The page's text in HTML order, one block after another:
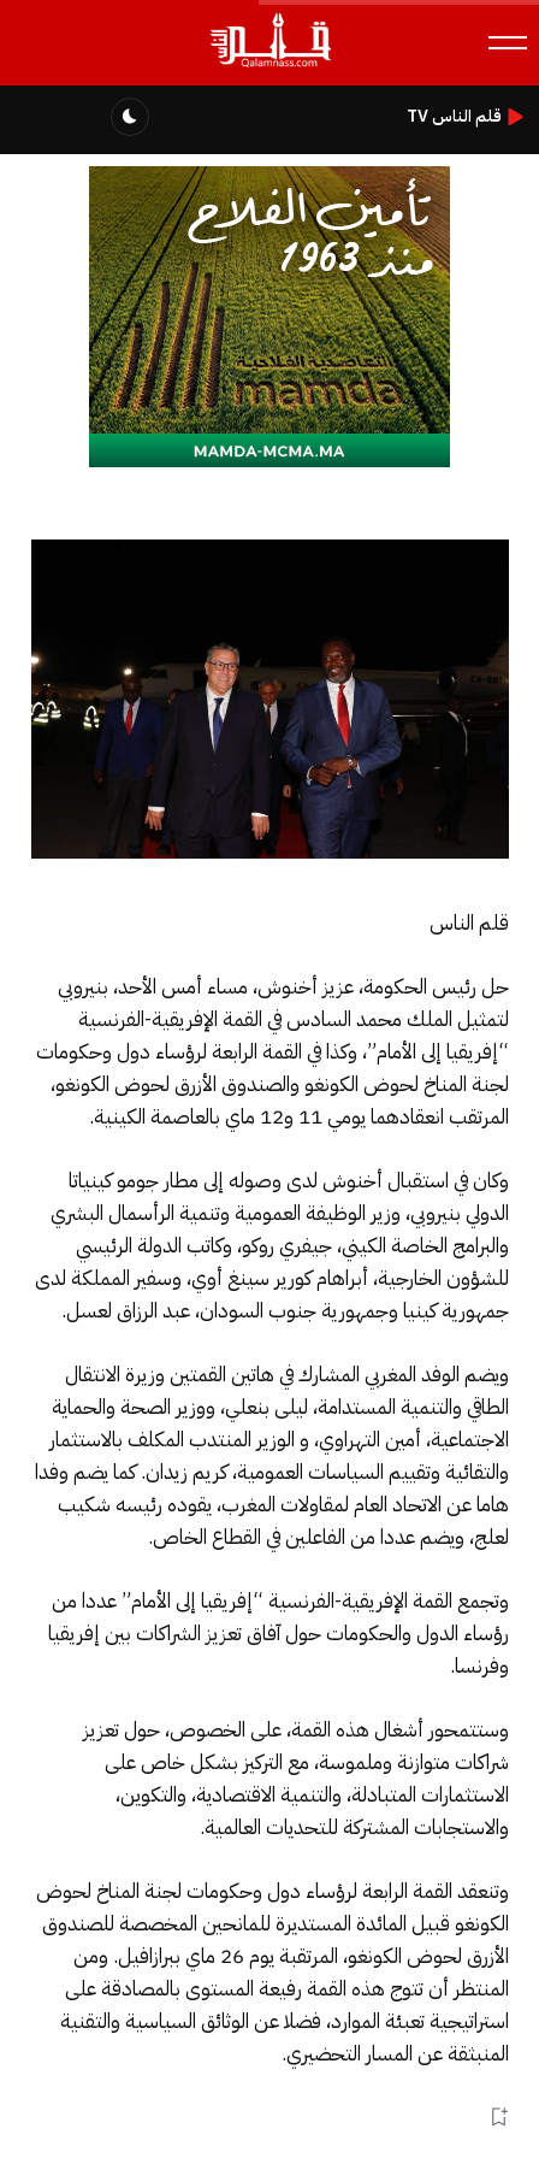
قلم الناس TV
قلم الناس
حل رئيس الحكومة، عزيز أخنوش، مساء أمس الأحد، بنيروبي
لتمثيل الملك محمد السادس في القمة الإفريقية-الفرنسية
“إفريقيا إلى الأمام”، وكذا في القمة الرابعة لرؤساء دول وحكومات
لجنة المناخ لحوض الكونغو والصندوق الأزرق لحوض الكونغو،
المرتقب انعقادهما يومي 11 و12 ماي بالعاصمة الكينية.
وكان في استقبال أخنوش لدى وصوله إلى مطار جومو كينياتا
الدولي بنيروبي، وزير الوظيفة العمومية وتنمية الرأسمال البشري
والبرامج الخاصة الكيني، جيفري روكو، وكاتب الدولة الرئيسي
للشؤون الخارجية، أبراهام كورير سينغ أوي، وسفير المملكة لدى
جمهورية كينيا وجمهورية جنوب السودان، عبد الرزاق لعسل.
ويضم الوفد المغربي المشارك في هاتين القمتين وزيرة الانتقال
الطاقي والتنمية المستدامة، ليلى بنعلي، ووزير الصحة والحماية
الاجتماعية، أمين التهراوي، و الوزير المنتدب المكلف بالاستثمار
والتقائية وتقييم السياسات العمومية، كريم زيدان. كما يضم وفدا
هاما عن الاتحاد العام لمقاولات المغرب، يقوده رئيسه شكيب
لعلج، ويضم عددا من الفاعلين في القطاع الخاص.
وتجمع القمة الإفريقية-الفرنسية “إفريقيا إلى الأمام” عددا من
رؤساء الدول والحكومات حول آفاق تعزيز الشراكات بين إفريقيا
وفرنسا.
وستتمحور أشغال هذه القمة، على الخصوص، حول تعزيز
شراكات متوازنة وملموسة، مع التركيز بشكل خاص على
الاستثمارات المتبادلة، والتنمية الاقتصادية، والتكوين،
والاستجابات المشتركة للتحديات العالمية.
وتنعقد القمة الرابعة لرؤساء دول وحكومات لجنة المناخ لحوض
الكونغو قبيل المائدة المستديرة للمانحين المخصصة للصندوق
الأزرق لحوض الكونغو، المرتقبة يوم 26 ماي ببرازافيل. ومن
المنتظر أن تتوج هذه القمة رفيعة المستوى بالمصادقة على
استراتيجية تعبئة الموارد، فضلا عن الوثائق السياسية والتقنية
المنبثقة عن المسار التحضيري.